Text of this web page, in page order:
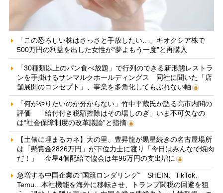
「この恐ろしい株はさっさと手放したい…」キオクシア株で
500万円の利益を出した女性が“夢よもう一度”と再購入
「30種類以上のパン食べ放題」で行列のできる新形態レストラ
ンを手掛けるサンマルクホールディングス 同社に聞いた「店
舗展開のコンセプト」、事業を多角化してもぶれない軸
「何がやりたいのか分からない」竹中平蔵氏が語る高市内閣の
評価 「給付付き税額控除はその場しのぎ」いま不可欠なの
は“社会保障制度の改革議論”と指摘
【土俵に埋まるカネ】大の里、豊昇龍が黒星続きの名古屋場所
は「懸賞金2826万円」が下位力士に渡り「今日はみんなで焼肉
だ！」 金星4個配給で協会は年96万円の支出増に
急増する中国企業の“国籍ロンダリング” SHEIN、TikTok、
Temu…本社機能を海外に移転させ、トランプ関税の回避を狙